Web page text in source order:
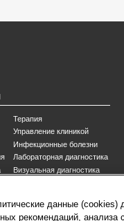
Терапия
Управление клиникой
Инфекционные болезни
Лабораторная диагностика
Визуальная диагностика
Служба Заботы для
Республики Беларусь
данные (cookies)
рекомендаций,